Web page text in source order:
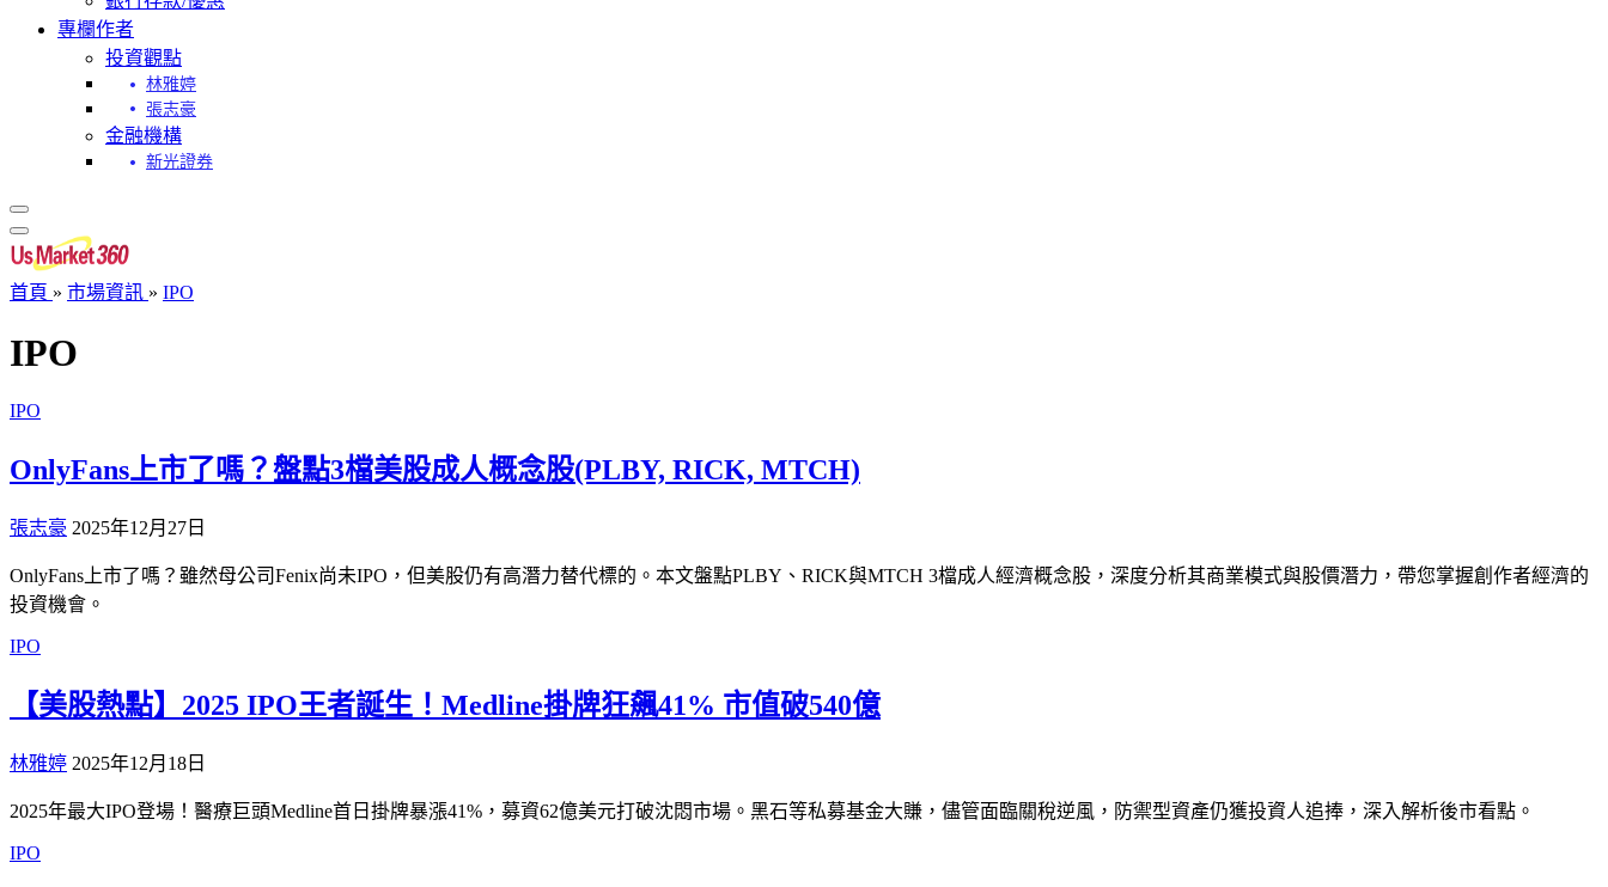
專欄作者
投資觀點
林雅婷
張志豪
金融機構
新光證券
首頁 » 市場資訊 » IPO
IPO
IPO
OnlyFans上市了嗎？盤點3檔美股成人概念股(PLBY, RICK, MTCH)
張志豪 2025年12月27日
OnlyFans上市了嗎？雖然母公司Fenix尚未IPO，但美股仍有高潛力替代標的。本文盤點PLBY、RICK與MTCH 3檔成人經濟概念股，深度分析其商業模式與股價潛力，帶您掌握創作者經濟的
投資機會。
IPO
【美股熱點】2025 IPO王者誕生！Medline掛牌狂飆41% 市值破540億
林雅婷 2025年12月18日
2025年最大IPO登場！醫療巨頭Medline首日掛牌暴漲41%，募資62億美元打破沈悶市場。黑石等私募基金大賺，儘管面臨關稅逆風，防禦型資產仍獲投資人追捧，深入解析後市看點。
IPO